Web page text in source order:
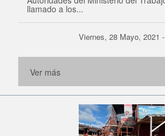
llamado a los...
Viernes, 28 Mayo, 2021
Ver más